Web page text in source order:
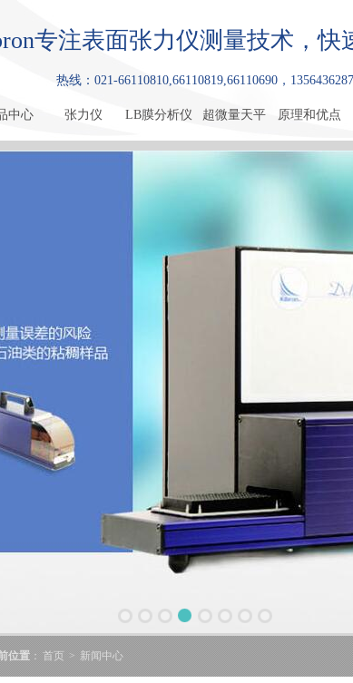
专注表面张力仪测量技术，快
热线：021-66110810,66110819,66110690，
中心 张力仪 LB膜分析仪 超微量天平 原理和优点
位置 ： 首页 > 新闻中心